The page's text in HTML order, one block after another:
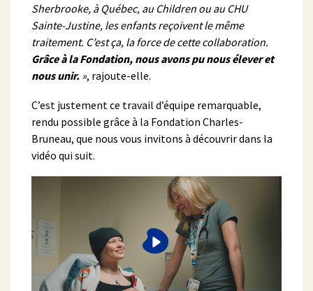
Sherbrooke, à Québec, au Children ou au CHU
Sainte-Justine, les enfants reçoivent le même
traitement. C’est ça, la force de cette collaboration.
Grâce à la Fondation, nous avons pu nous élever et
nous unir. », rajoute-elle.
C’est justement ce travail d’équipe remarquable,
rendu possible grâce à la Fondation Charles-
Bruneau, que nous vous invitons à découvrir dans la
vidéo qui suit.